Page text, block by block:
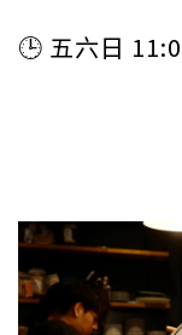
🕒 五六日